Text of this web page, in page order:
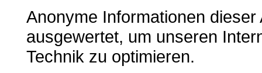
Anonyme Informationen
ausgewertet, um unseren
Technik zu optimieren.